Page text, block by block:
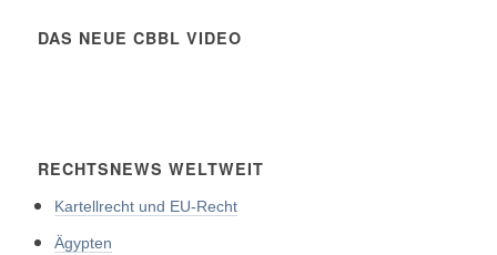
DAS NEUE CBBL VIDEO
RECHTSNEWS WELTWEIT
Kartellrecht und EU-Recht
Ägypten